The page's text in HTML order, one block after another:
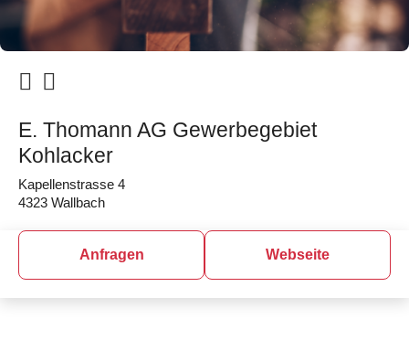
E. Thomann AG Gewerbegebiet
Kohlacker
Kapellenstrasse 4
4323 Wallbach
Anfragen Webseite